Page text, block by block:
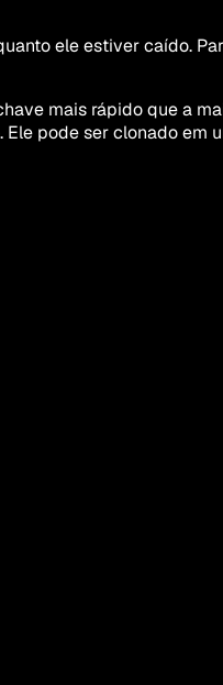
ele estiver caído.
mais rápido que a
pode ser clonado em